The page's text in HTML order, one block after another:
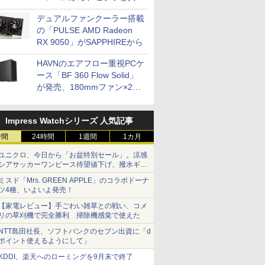
開発
デュアルファンクーラー搭載
の「PULSE AMD Radeon
RX 9050」がSAPPHIREから
HAVNのエアフロー重視PCケ
ース「BF 360 Flow Solid」
が発売、180mmファン×2搭
Impress Watchシリーズ 人気記事
24時間 1週間 1カ月
ニクロ、今日から「お盆特別セール」。涼感
アサッカーワンピース待望値下げ、撥水ギア
ョーツは1990円に
スド「Mrs. GREEN APPLE」のコラボドーナ
4種、いよいよ発売！
家電レビュー】手ごわい雑草との戦い、コメ
の草刈機で完全勝利 掃除機感覚で使えた
島田社長、ソフトバンクのセブン出資に「d
イント使えるようにして」
、楽天へのローミングを9月末で終了